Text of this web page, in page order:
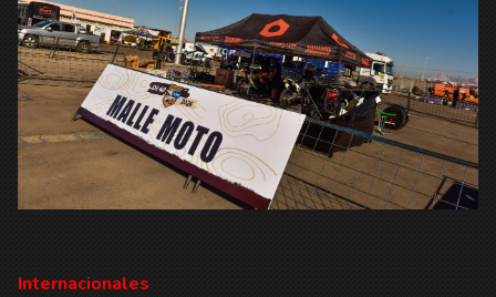
Internacionales